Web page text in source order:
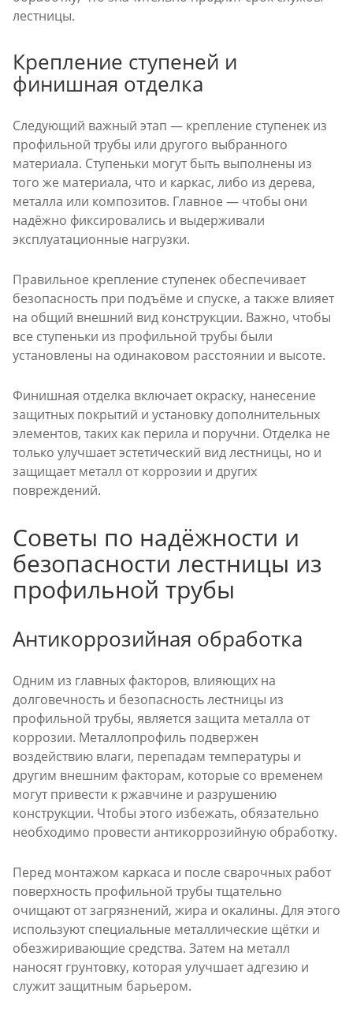
лестницы.
Крепление ступеней и
финишная отделка
Следующий важный этап — крепление ступенек из
профильной трубы или другого выбранного
материала. Ступеньки могут быть выполнены из
того же материала, что и каркас, либо из дерева,
металла или композитов. Главное — чтобы они
надёжно фиксировались и выдерживали
эксплуатационные нагрузки.
Правильное крепление ступенек обеспечивает
безопасность при подъёме и спуске, а также влияет
на общий внешний вид конструкции. Важно, чтобы
все ступеньки из профильной трубы были
установлены на одинаковом расстоянии и высоте.
Финишная отделка включает окраску, нанесение
защитных покрытий и установку дополнительных
элементов, таких как перила и поручни. Отделка не
только улучшает эстетический вид лестницы, но и
защищает металл от коррозии и других
повреждений.
Советы по надёжности и
безопасности лестницы из
профильной трубы
Антикоррозийная обработка
Одним из главных факторов, влияющих на
долговечность и безопасность лестницы из
профильной трубы, является защита металла от
коррозии. Металлопрофиль подвержен
воздействию влаги, перепадам температуры и
другим внешним факторам, которые со временем
могут привести к ржавчине и разрушению
конструкции. Чтобы этого избежать, обязательно
необходимо провести антикоррозийную обработку.
Перед монтажом каркаса и после сварочных работ
поверхность профильной трубы тщательно
очищают от загрязнений, жира и окалины. Для этого
используют специальные металлические щётки и
обезжиривающие средства. Затем на металл
наносят грунтовку, которая улучшает адгезию и
служит защитным барьером.